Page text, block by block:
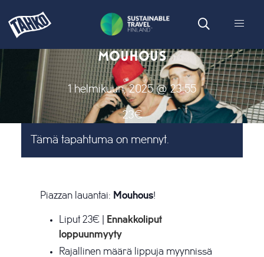
MOUHOUS
1 helmikuun, 2025 @ 23:55
23€
Tämä tapahtuma on mennyt.
Piazzan lauantai: Mouhous!
Liput 23€ |
Ennakkoliput
loppuunmyyty
Rajallinen määrä lippuja myynnissä